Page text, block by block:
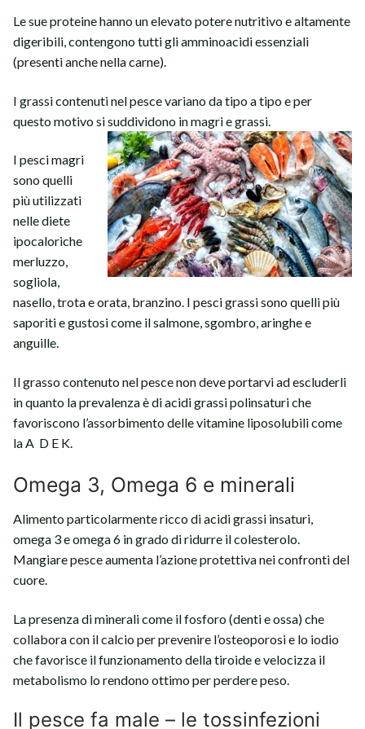
Le sue proteine hanno un elevato potere nutritivo e altamente
digeribili, contengono tutti gli amminoacidi essenziali
(presenti anche nella carne).
I grassi contenuti nel pesce variano da tipo a tipo e per
questo motivo si suddividono in magri e grassi.
I pesci magri
sono quelli
più utilizzati
nelle diete
ipocaloriche
merluzzo,
sogliola,
nasello, trota e orata, branzino. I pesci grassi sono quelli più
saporiti e gustosi come il salmone, sgombro, aringhe e
anguille.
Il grasso contenuto nel pesce non deve portarvi ad escluderli
in quanto la prevalenza è di acidi grassi polinsaturi che
favoriscono l’assorbimento delle vitamine liposolubili come
la A D E K.
Omega 3, Omega 6 e minerali
Alimento particolarmente ricco di acidi grassi insaturi,
omega 3 e omega 6 in grado di ridurre il colesterolo.
Mangiare pesce aumenta l’azione protettiva nei confronti del
cuore.
La presenza di minerali come il fosforo (denti e ossa) che
collabora con il calcio per prevenire l’osteoporosi e lo iodio
che favorisce il funzionamento della tiroide e velocizza il
metabolismo lo rendono ottimo per perdere peso.
Il pesce fa male – le tossinfezioni